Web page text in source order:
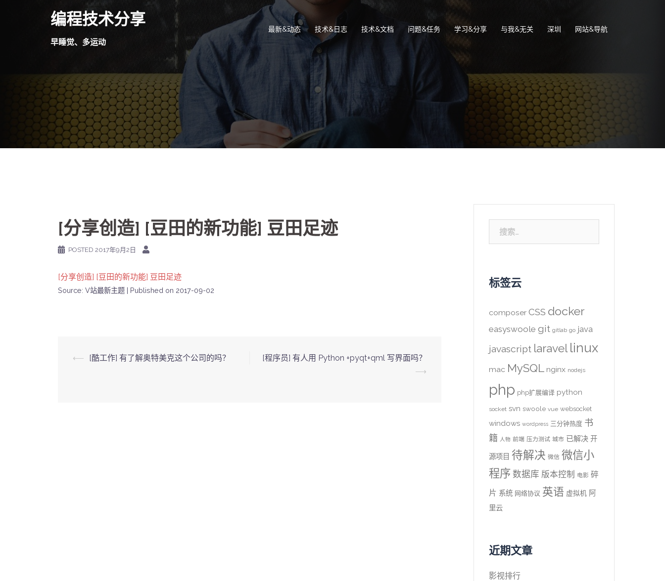
编程技术分享
早睡觉、多运动
最新&动态 技术&日志 技术&文档 问题&任务 学习&分享 与我&无关 深圳 网站&导航
[分享创造] [豆田的新功能] 豆田足迹
POSTED 2017年9月2日
[分享创造] [豆田的新功能] 豆田足迹
Source: V站最新主题 Published on 2017-09-02
Post
⟵ [酷工作] 有了解奥特美克这个公司的吗？
[程序员] 有人用 Python +pyqt+qml 写界面吗？
⟶
索：
标签云
composer CSS docker
easyswoole git gitlab go java
javascript laravel linux
mac MySQL nginx nodejs
php php扩展编译 python
socket svn swoole vue websocket
windows wordpress 三分钟热度 书
籍 人物 前端 压力测试 城市 已解决 开
源项目 待解决 微信 微信小
程序 数据库 版本控制 电影 碎
片 系统 网络协议 英语 虚拟机 阿
里云
近期文章
影视排行